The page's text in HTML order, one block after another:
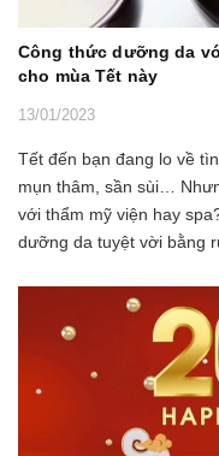
Công thức dưỡng da
cho mùa Tết này
13/01/2023
Tết đến bạn đang lo về
mụn thâm, sần sùi…
với thẩm mỹ viện hay
dưỡng da tuyệt vời bằng